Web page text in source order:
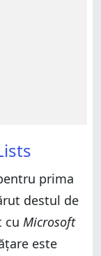
prima
destul de
cu Microsoft
este